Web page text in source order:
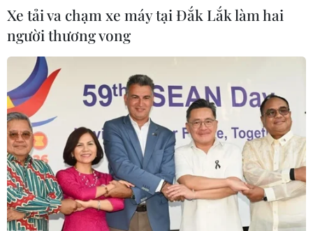
Xe tải va chạm xe máy tại Đắk Lắk làm hai
người thương vong